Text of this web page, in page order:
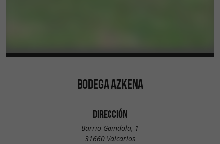
BODEGA AZKENA
DIRECCIÓN
Barrio Gaindola, 1
31660 Valcarlos